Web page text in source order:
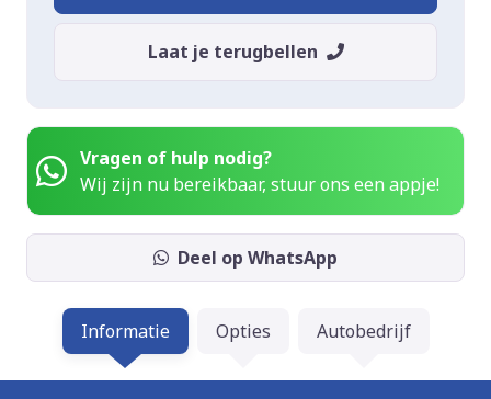
Laat je terugbellen
Vragen of hulp nodig?
Wij zijn nu bereikbaar, stuur ons een appje!
Deel op WhatsApp
Informatie Opties Autobedrijf